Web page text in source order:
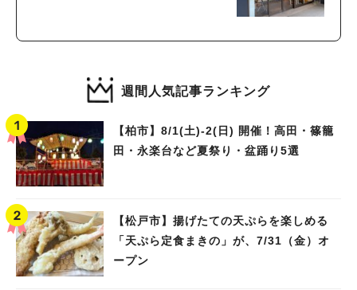
週間人気記事ランキング
【柏市】8/1(土)‐2(日) 開催！高田・篠籠
田・永楽台など夏祭り・盆踊り5選
【松戸市】揚げたての天ぷらを楽しめる
「天ぷら定食まきの」が、7/31（金）オ
ープン